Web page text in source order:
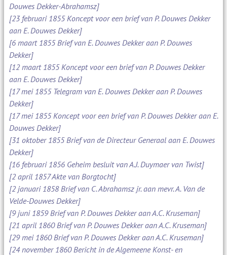
Douwes Dekker-Abrahamsz]
[23 februari 1855 Koncept voor een brief van P. Douwes Dekker
aan E. Douwes Dekker]
[6 maart 1855 Brief van E. Douwes Dekker aan P. Douwes
Dekker]
[12 maart 1855 Koncept voor een brief van P. Douwes Dekker
aan E. Douwes Dekker]
[17 mei 1855 Telegram van E. Douwes Dekker aan P. Douwes
Dekker]
[17 mei 1855 Koncept voor een brief van P. Douwes Dekker aan E.
Douwes Dekker]
[31 oktober 1855 Brief van de Directeur Generaal aan E. Douwes
Dekker]
[16 februari 1856 Geheim besluit van A.J. Duymaer van Twist]
[2 april 1857 Akte van Borgtocht]
[2 januari 1858 Brief van C. Abrahamsz jr. aan mevr. A. Van de
Velde-Douwes Dekker]
[9 juni 1859 Brief van P. Douwes Dekker aan A.C. Kruseman]
[21 april 1860 Brief van P. Douwes Dekker aan A.C. Kruseman]
[29 mei 1860 Brief van P. Douwes Dekker aan A.C. Kruseman]
[24 november 1860 Bericht in de Algemeene Konst- en